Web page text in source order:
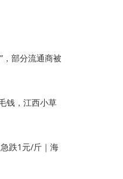
，部分流通商被
钱，江西小草
跌1元/斤｜海